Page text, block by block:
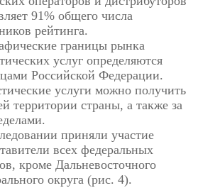
91% общего числа
рейтинга.
границы рынка
услуг определяются
Российской Федерации.
услуги можно получить
территории страны, а также за
приняли участие
всех федеральных
кроме Дальневосточного
округа (рис. 4).